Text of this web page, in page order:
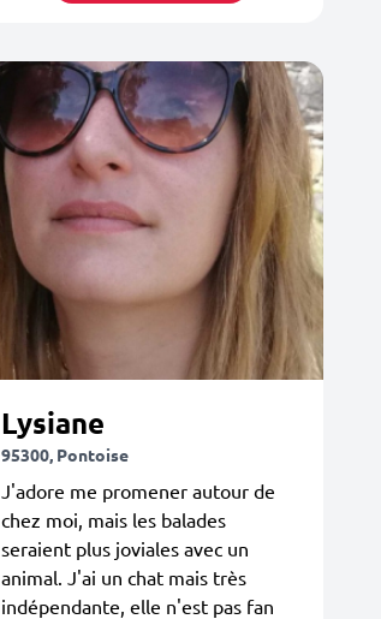
Lysiane
95300, Pontoise
J'adore me promener autour de
chez moi, mais les balades
seraient plus joviales avec un
animal. J'ai un chat mais très
indépendante, elle n'est pas fan